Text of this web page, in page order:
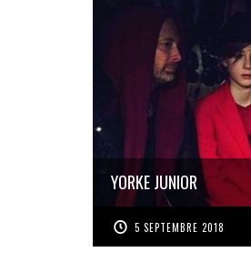
YORKE JUNIOR
5 SEPTEMBRE 2018